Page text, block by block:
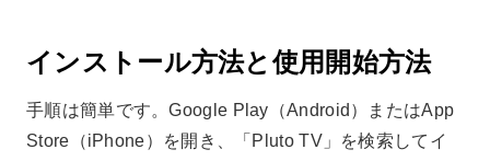
インストール方法と使用開始方法
手順は簡単です。Google Play（Android）またはApp
Store（iPhone）を開き、「Pluto TV」を検索してイ